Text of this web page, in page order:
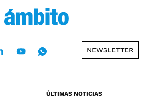
NEWSLETTER
ÚLTIMAS NOTICIAS